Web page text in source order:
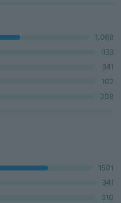
1,068
433
341
102
208
1501
341
310